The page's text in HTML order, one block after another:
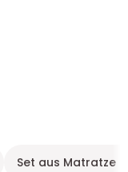
Set aus Matratze